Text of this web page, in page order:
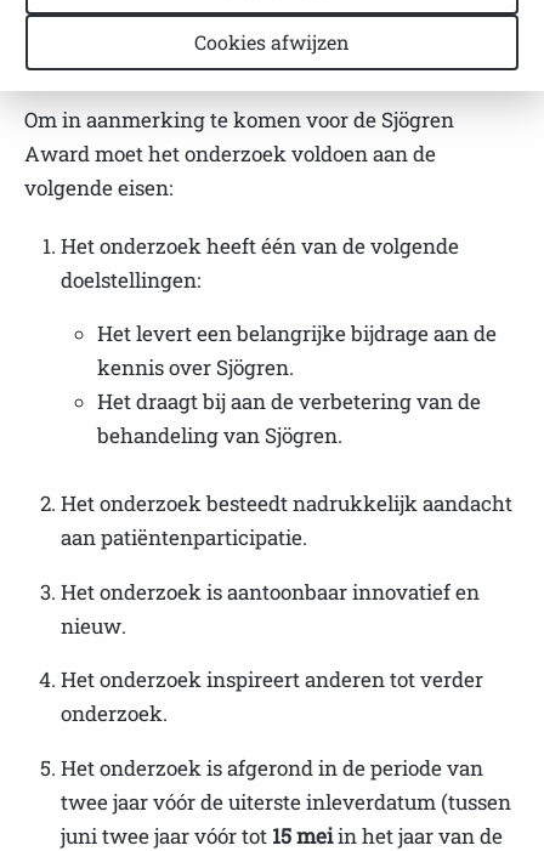
Voorwaarden voor de Sjögren
Award
Om in aanmerking te komen voor de Sjögren
Award moet het onderzoek voldoen aan de
volgende eisen:
Het onderzoek heeft één van de volgende
doelstellingen:
Het levert een belangrijke bijdrage aan de
kennis over Sjögren.
Het draagt bij aan de verbetering van de
behandeling van Sjögren.
Het onderzoek besteedt nadrukkelijk aandacht
aan patiëntenparticipatie.
Het onderzoek is aantoonbaar innovatief en
nieuw.
Het onderzoek inspireert anderen tot verder
onderzoek.
Het onderzoek is afgerond in de periode van
twee jaar vóór de uiterste inleverdatum (tussen
juni twee jaar vóór tot 15 meiin het jaar van de
Cookies afwijzen